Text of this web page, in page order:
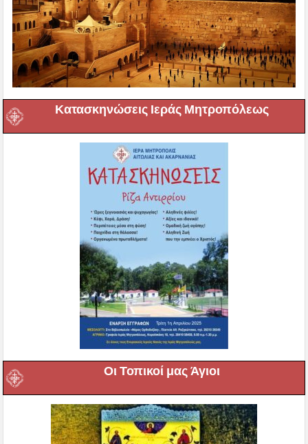
Κατασκηνώσεις Ιεράς Μητροπόλεως
Οι Τοπικοί μας Άγιοι